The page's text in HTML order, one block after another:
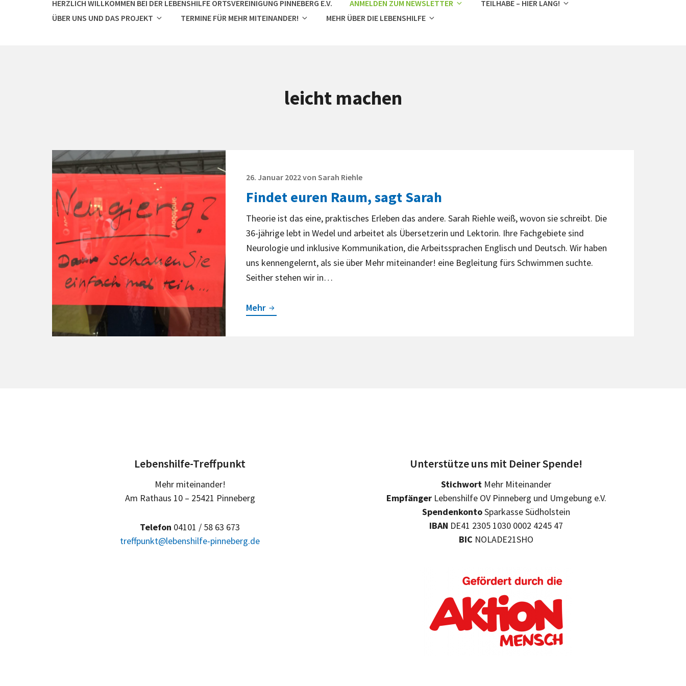
HERZLICH WILLKOMMEN BEI DER LEBENSHILFE ORTSVEREINIGUNG PINNEBERG E.V. ANMELDEN ZUM NEWSLETTER
TEILHABE – HIER LANG!
ÜBER UNS UND DAS PROJEKT
TERMINE FÜR MEHR MITEINANDER! MEHR ÜBER DIE LEBENSHILFE
leicht machen
Continue
reading
Findet
euren
Raum,
sagt
Sarah
Posted
26. Januar 2022von Sarah Riehle
Findet euren Raum, sagt Sarah
Theorie ist das eine, praktisches Erleben das andere. Sarah Riehle weiß, wovon sie schreibt. Die
36-jährige lebt in Wedel und arbeitet als Übersetzerin und Lektorin. Ihre Fachgebiete sind
Neurologie und inklusive Kommunikation, die Arbeitssprachen Englisch und Deutsch. Wir haben
uns kennengelernt, als sie über Mehr miteinander! eine Begleitung fürs Schwimmen suchte.
Seither stehen wir in…
Mehr Findet
Lebenshilfe-Treffpunkt
Mehr miteinander!
Am Rathaus 10 – 25421 Pinneberg
Telefon 04101 / 58 63 673
treffpunkt@lebenshilfe-pinneberg.de
Unterstütze uns mit Deiner Spende!
Stichwort Mehr Miteinander
EmpfängerLebenshilfe OV Pinneberg und Umgebung e.V.
SpendenkontoSparkasse Südholstein
IBAN DE41 2305 1030 0002 4245 47
BIC NOLADE21SHO